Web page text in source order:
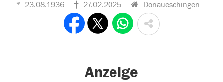
23.08.1936 27.02.2025 Donaueschingen
Anzeige